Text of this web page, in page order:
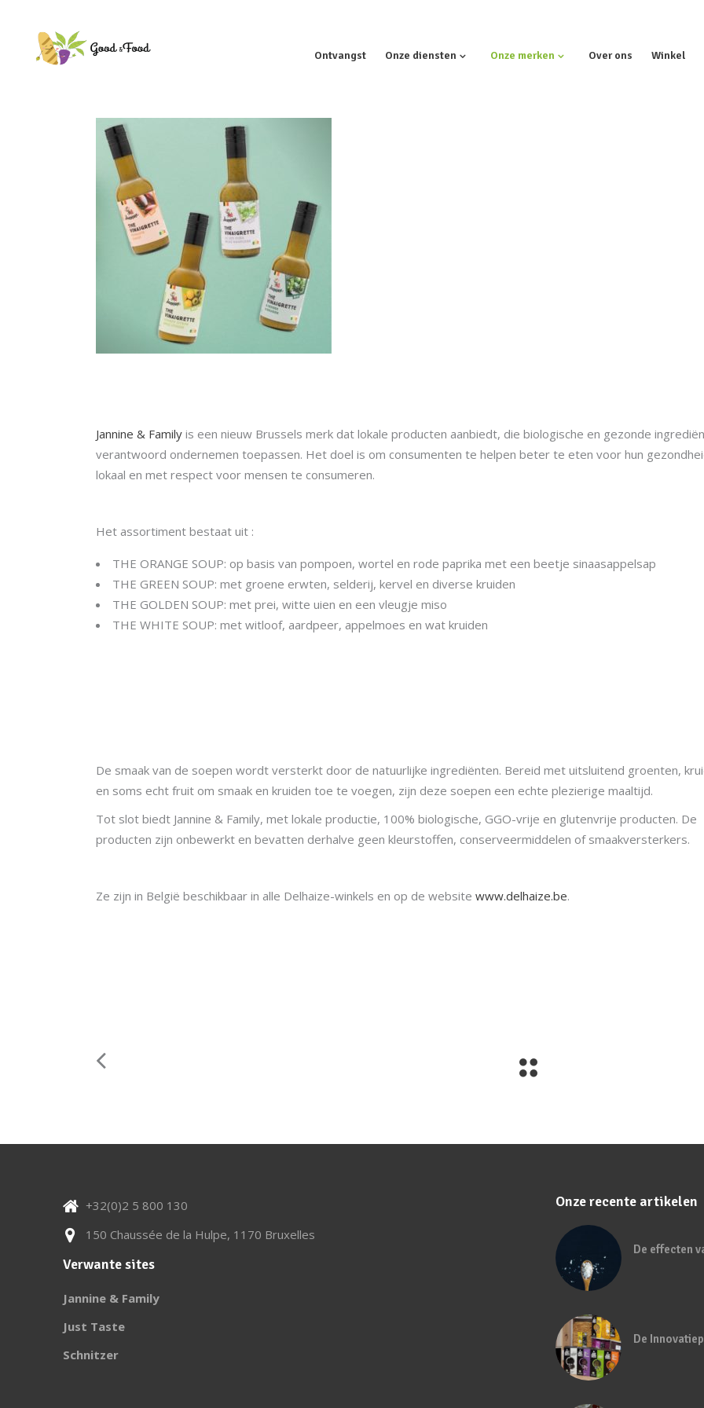
Ontvangst Onze diensten Onze merken Over ons Winkel
Jannine & Family is een nieuw Brussels merk dat lokale producten aanbiedt, die biologische en gezonde
verantwoord ondernemen toepassen. Het doel is om consumenten te helpen beter te eten voor hun
lokaal en met respect voor mensen te consumeren.
Het assortiment bestaat uit :
THE ORANGE SOUP: op basis van pompoen, wortel en rode paprika met een beetje sinaasappelsap
THE GREEN SOUP: met groene erwten, selderij, kervel en diverse kruiden
THE GOLDEN SOUP: met prei, witte uien en een vleugje miso
THE WHITE SOUP: met witloof, aardpeer, appelmoes en wat kruiden
De smaak van de soepen wordt versterkt door de natuurlijke ingrediënten. Bereid met uitsluitend groenten,
en soms echt fruit om smaak en kruiden toe te voegen, zijn deze soepen een echte plezierige maaltijd.
Tot slot biedt Jannine & Family, met lokale productie, 100% biologische, GGO-vrije en glutenvrije producten. De
producten zijn onbewerkt en bevatten derhalve geen kleurstoffen, conserveermiddelen of smaakversterkers.
Ze zijn in België beschikbaar in alle Delhaize-winkels en op de website www.delhaize.be.
+32(0)2 5 800 130
150 Chaussée de la Hulpe, 1170 Bruxelles
Verwante sites
Jannine & Family
Just Taste
Schnitzer
Onze recente artikelen
De effecten
De